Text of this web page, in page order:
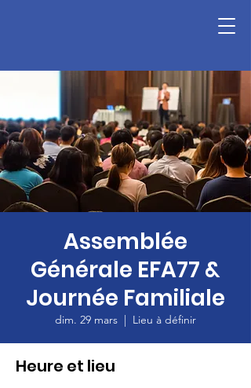
Assemblée
Générale EFA77 &
Journée Familiale
dim. 29 mars
  |
Lieu à définir
Heure et lieu